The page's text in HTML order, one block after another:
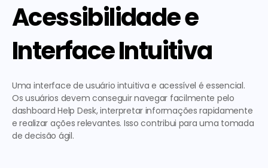
Acessibilidade e
Interface Intuitiva
Uma interface de usuário intuitiva e acessível é essencial.
Os usuários devem conseguir navegar facilmente pelo
dashboard Help Desk, interpretar informações rapidamente
e realizar ações relevantes. Isso contribui para uma tomada
de decisão ágil.